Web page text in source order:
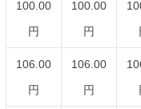
100.00
円
100.00
円
106.00
円
106.00
円